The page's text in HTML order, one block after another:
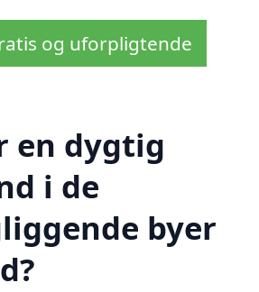
og uforpligtende
en dygtig
i de
byer